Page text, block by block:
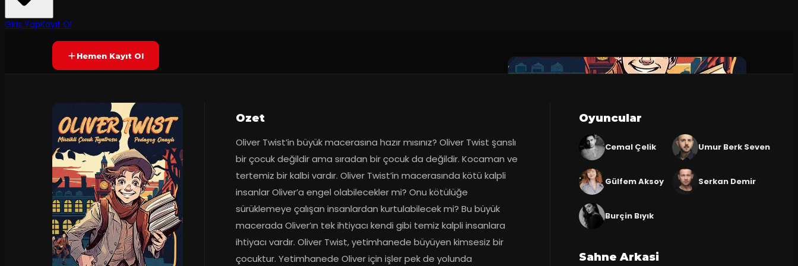
Giriş YapKayıt OlYAKINDA
Hemen Kayıt Ol
Ozet
Oliver Twist’in büyük macerasına hazır mısınız? Oliver Twist şanslı
bir çocuk değildir ama sıradan bir çocuk da değildir. Kocaman ve
tertemiz bir kalbi vardır. Oliver Twist’in macerasında kötü kalpli
insanlar Oliver’a engel olabilecekler mi? Onu kötülüğe
sürüklemeye çalışan insanlardan kurtulabilecek mi? Bu büyük
macerada Oliver’ın tek ihtiyacı kendi gibi temiz kalpli insanlara
ihtiyacı vardır. Oliver Twist, yetimhanede büyüyen kimsesiz bir
çocuktur. Yetimhanede Oliver için işler pek de yolunda
Oyuncular
Cemal Çelik Umur Berk Seven
Gülfem Aksoy Serkan Demir
Burçin Bıyık
Sahne Arkasi